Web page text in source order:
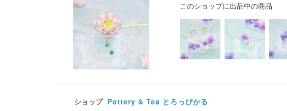
このショップに出品中の商品
ショップ Pottery & Tea とろっぴかる